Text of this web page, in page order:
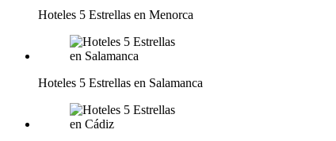
Hoteles 5 Estrellas en Menorca
Hoteles 5 Estrellas en Salamanca